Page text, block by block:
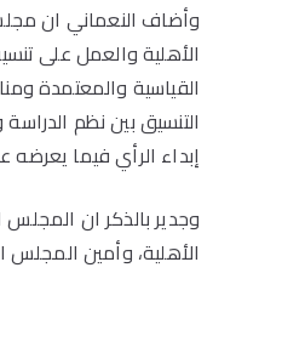
وأضاف النعماني ان
الأهلية والعمل على
القياسية والمعتمدة
التنسيق بين نظم
إبداء الرأي فيما يعرضه
وجدير بالذكر ان
الأهلية، وأمين